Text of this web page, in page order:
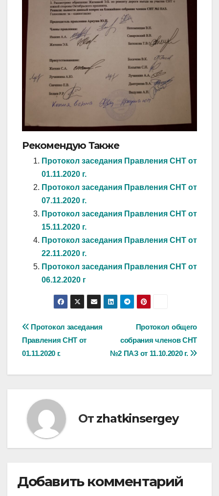
Рекомендую Также
Протокол заседания Правления СНТ от
01.11.2020 г.
Протокол заседания Правления СНТ от
07.11.2020 г.
Протокол заседания Правления СНТ от
15.11.2020 г.
Протокол заседания Правления СНТ от
22.11.2020 г.
Протокол заседания Правления СНТ от
06.12.2020 г
Навигация
по
записям
Протокол общего
собрания членов СНТ
№2 ПАЗ от 11.10.2020 г.
Протокол заседания
Правления СНТ от
01.11.2020 г.
От zhatkinsergey
Добавить комментарий